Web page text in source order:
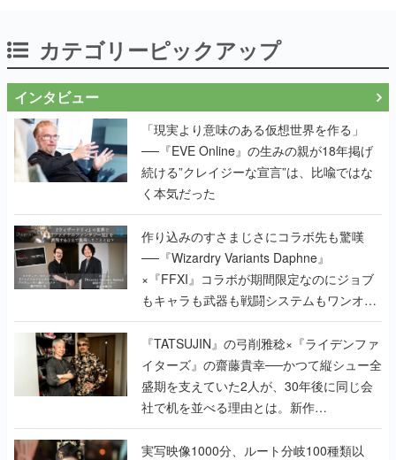
カテゴリーピックアップ
インタビュー
「現実より意味のある仮想世界を作る」
──『EVE Online』の生みの親が18年掲げ
続ける”クレイジーな宣言”は、比喩ではな
く本気だった
作り込みのすさまじさにコラボ先も驚嘆
──『Wizardry Variants Daphne』
×『FFXI』コラボが期間限定なのにジョブ
もキャラも武器も戦闘システムもワンオフ
で作り込まれた理由を両ディレクターに聞
く
『TATSUJIN』の弓削雅稔×『ライデンファ
イターズ』の齋藤貴幸──かつて縦シュー全
盛期を支えていた2人が、30年後に同じ会
社で机を並べる理由とは。新作
『TATSUJIN EXTREME』で初タッグを組
んだレジェンド2人に訊く開発秘話
実写映像1000分、ルート分岐100種類以